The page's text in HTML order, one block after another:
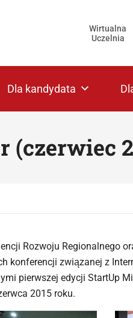
Wirtualna
Uczelnia
Dla kandydata
(czerwiec
Rozwoju Regionalnego
konferencji związanej z
pierwszej edycji StartUp
2015 roku.